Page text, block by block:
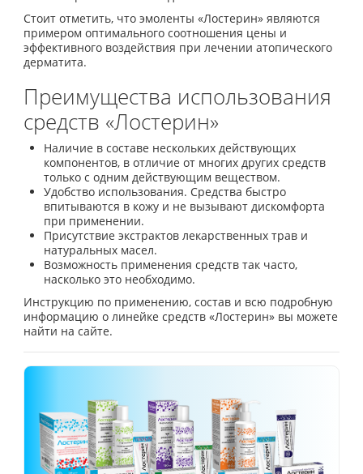
Стоит отметить, что эмоленты «Лостерин» являются
примером оптимального соотношения цены и
эффективного воздействия при лечении атопического
дерматита.
Преимущества использования
средств «Лостерин»
Наличие в составе нескольких действующих
компонентов, в отличие от многих других средств
только с одним действующим веществом.
Удобство использования. Средства быстро
впитываются в кожу и не вызывают дискомфорта
при применении.
Присутствие экстрактов лекарственных трав и
натуральных масел.
Возможность применения средств так часто,
насколько это необходимо.
Инструкцию по применению, состав и всю подробную
информацию о линейке средств «Лостерин» вы можете
найти на сайте.